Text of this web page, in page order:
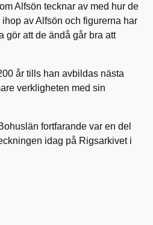
Alfsön tecknar av med hur de
av Alfsön och figurerna har
gör att de ändå går bra att
år tills han avbildas nästa
verkligheten med sin
fortfarande var en del
idag på Rigsarkivet i